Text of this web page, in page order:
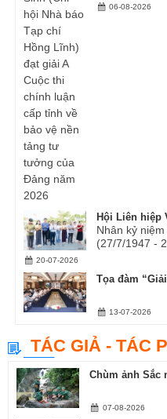
06-08-2026
Hội Liên hiệp
Nhân kỷ
(27/7/1947 -
20-07-2026
Tọa đàm
13-07-2026
TÁC GIẢ - TÁC
Chùm ảnh Sắc
07-08-2026